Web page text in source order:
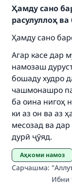
Ҳамду сано
расулуллоҳ
Ҳамду сано
Агар касе дар
намозаш
бошаду худро
чашмонашро
ба оина нигоҳ
ки аз он ва аз
месозад ва
дурӣ ҷӯяд.
Аҳкоми намоз
Сарчашма:
Ибни
Make an
with
Your
"A person
good will